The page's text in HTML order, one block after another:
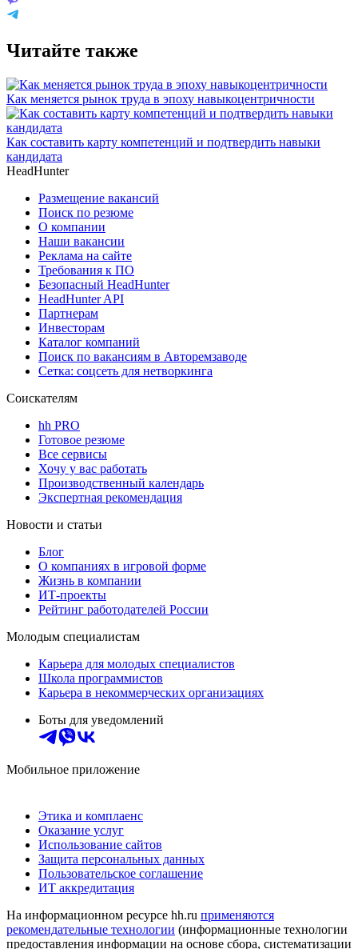
Читайте также
Как меняется рынок труда в эпоху навыкоцентричности
Как составить карту компетенций и подтвердить навыки
кандидата
HeadHunter
Размещение вакансий
Поиск по резюме
О компании
Наши вакансии
Реклама на сайте
Требования к ПО
Безопасный HeadHunter
HeadHunter API
Партнерам
Инвесторам
Каталог компаний
Поиск по вакансиям в Авторемзаводе
Сетка: соцсеть для нетворкинга
Соискателям
hh PRO
Готовое резюме
Все сервисы
Хочу у вас работать
Производственный календарь
Экспертная рекомендация
Новости и статьи
Блог
О компаниях в игровой форме
Жизнь в компании
ИТ-проекты
Рейтинг работодателей России
Молодым специалистам
Карьера для молодых специалистов
Школа программистов
Карьера в некоммерческих организациях
Боты для уведомлений
Мобильное приложение
Этика и комплаенс
Оказание услуг
Использование сайтов
Защита персональных данных
Пользовательское соглашение
ИТ аккредитация
На информационном ресурсе hh.ru применяются
рекомендательные технологии (информационные технологии
предоставления информации на основе сбора, систематизации